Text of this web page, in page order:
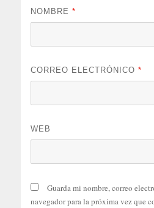
NOMBRE*
CORREO ELECTRÓNICO*
WEB
Guarda mi nombre, correo
navegador para la próxima vez que